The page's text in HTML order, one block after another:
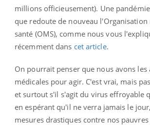
millions officieusement). Une
que redoute de nouveau l'Organisation
santé (OMS), comme nous vous
récemment dans cet article.
On pourrait penser que nous avons les
médicales pour agir. C'est vrai, mais
et surtout s'il s'agit du virus effroyable
en espérant qu'il ne verra jamais le
mesures drastiques contre nos pauvres